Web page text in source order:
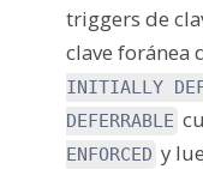
triggers de
clave foránea
INITIALLY
DEFERRABLE
ENFORCED y